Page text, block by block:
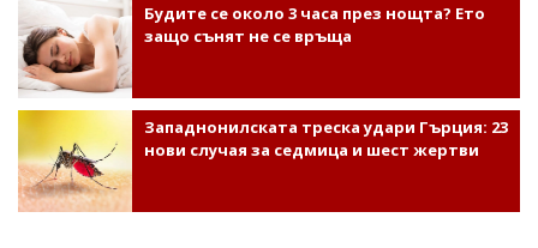
Будите се около 3 часа през нощта? Ето
защо сънят не се връща
Западнонилската треска удари Гърция: 23
нови случая за седмица и шест жертви